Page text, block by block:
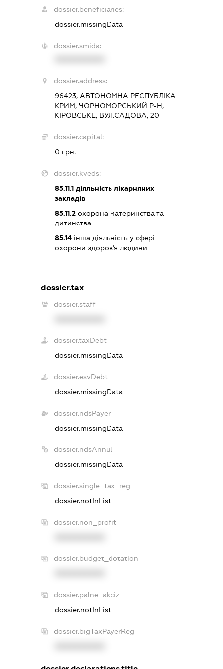
dossier.beneficiaries:
dossier.missingData
dossier.smida:
dossier.address:
96423, АВТОНОМНА РЕСПУБЛІКА
КРИМ, ЧОРНОМОРСЬКИЙ Р-Н,
КІРОВСЬКЕ, ВУЛ.САДОВА, 20
dossier.capital:
0 грн.
dossier.kveds:
85.11.1 діяльність лікарняних
закладів
85.11.2 охорона материнства та
дитинства
85.14 інша діяльність у сфері
охорони здоров'я людини
dossier.tax
dossier.staff
dossier.taxDebt
dossier.missingData
dossier.esvDebt
dossier.missingData
dossier.ndsPayer
dossier.missingData
dossier.ndsAnnul
dossier.missingData
dossier.single_tax_reg
dossier.notInList
dossier.non_profit
dossier.budget_dotation
dossier.palne_akciz
dossier.notInList
dossier.bigTaxPayerReg